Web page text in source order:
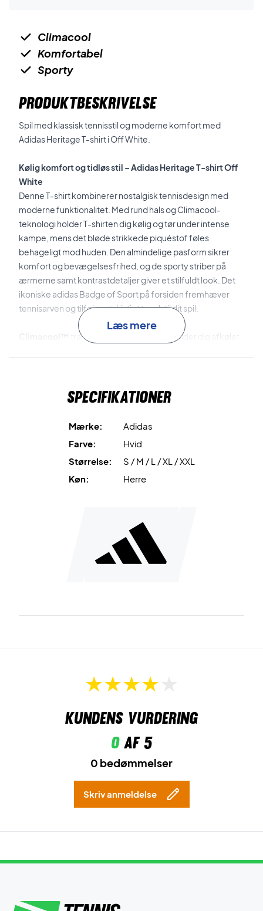
Climacool
Komfortabel
Sporty
PRODUKTBESKRIVELSE
Spil med klassisk tennisstil og moderne komfort med
Adidas Heritage T-shirt i Off White.
Kølig komfort og tidløs stil – Adidas Heritage T-shirt Off
White
Denne T-shirt kombinerer nostalgisk tennisdesign med
moderne funktionalitet. Med rund hals og Climacool-
teknologi holder T-shirten dig kølig og tør under intense
kampe, mens det bløde strikkede piquéstof føles
behageligt mod huden. Den almindelige pasform sikrer
komfort og bevægelsesfrihed, og de sporty striber på
ærmerne samt kontrastdetaljer giver et stilfuldt look. Det
ikoniske adidas Badge of Sport på forsiden fremhæver
tennisarven og tilføjer et dristigt touch til dit spil.
transporterer fugt væk og holder dig afkølet
til både kamp og træning.
Klassisk design
med rund hals, kontrastdetaljer og Badge
Spil med stil og komfort – køb Adidas Heritage T-shirt Off
Læs mere
Specifikationer
Mærke:
Adidas
Farve:
Hvid
Størrelse:
S / M / L / XL / XXL
Køn:
Herre
Kundens vurdering
0af 5
0 bedømmelser
Skriv anmeldelse